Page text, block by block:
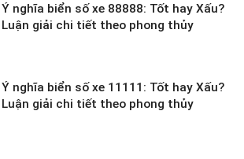
Ý nghĩa biển số xe 88888: Tốt hay Xấu?
Luận giải chi tiết theo phong thủy
Ý nghĩa biển số xe 11111: Tốt hay Xấu?
Luận giải chi tiết theo phong thủy